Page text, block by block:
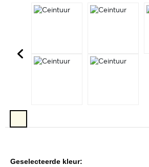
Geselecteerde kleur: